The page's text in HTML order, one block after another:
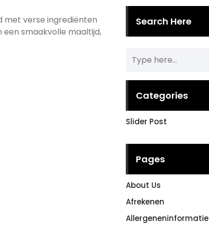
met verse ingrediënten
smaakvolle maaltijd,
Search Here
Categories
Slider Post
Pages
About Us
Afrekenen
Allergeneninformatie